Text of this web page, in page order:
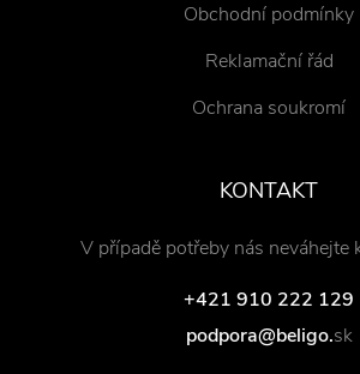
Obchodní podmínky
Reklamační řád
Ochrana soukromí
KONTAKT
V případě potřeby nás neváhejte
+421 910 222 129
podpora@beligo.sk